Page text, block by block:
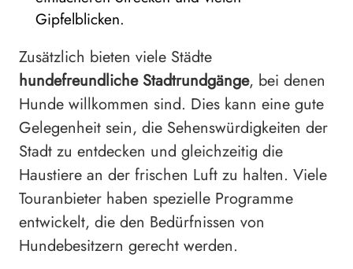
Gipfelblicken.
Zusätzlich bieten viele Städte
hundefreundliche Stadtrundgänge, bei denen
Hunde willkommen sind. Dies kann eine gute
Gelegenheit sein, die Sehenswürdigkeiten der
Stadt zu entdecken und gleichzeitig die
Haustiere an der frischen Luft zu halten. Viele
Touranbieter haben spezielle Programme
entwickelt, die den Bedürfnissen von
Hundebesitzern gerecht werden.